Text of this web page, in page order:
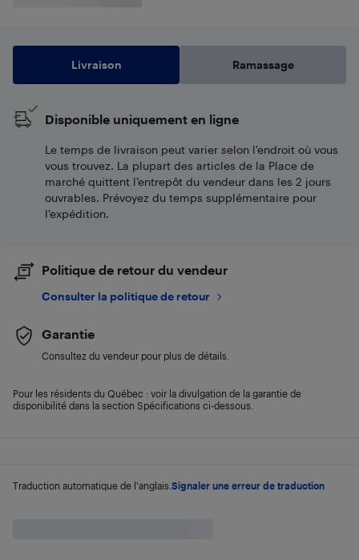
Traduction automatique de l'anglais. Signaler une erreur de traduction
Livraison Ramassage
Disponible uniquement en ligne
Le temps de livraison peut varier selon l'endroit où vous
vous trouvez. La plupart des articles de la Place de
marché quittent l’entrepôt du vendeur dans les 2 jours
ouvrables. Prévoyez du temps supplémentaire pour
l’expédition.
Politique de retour du vendeur
Consulter la politique de retour
Garantie
Consultez du vendeur pour plus de détails.
Pour les résidents du Québec : voir la divulgation de la garantie de
disponibilité dans la section Spécifications ci-dessous.